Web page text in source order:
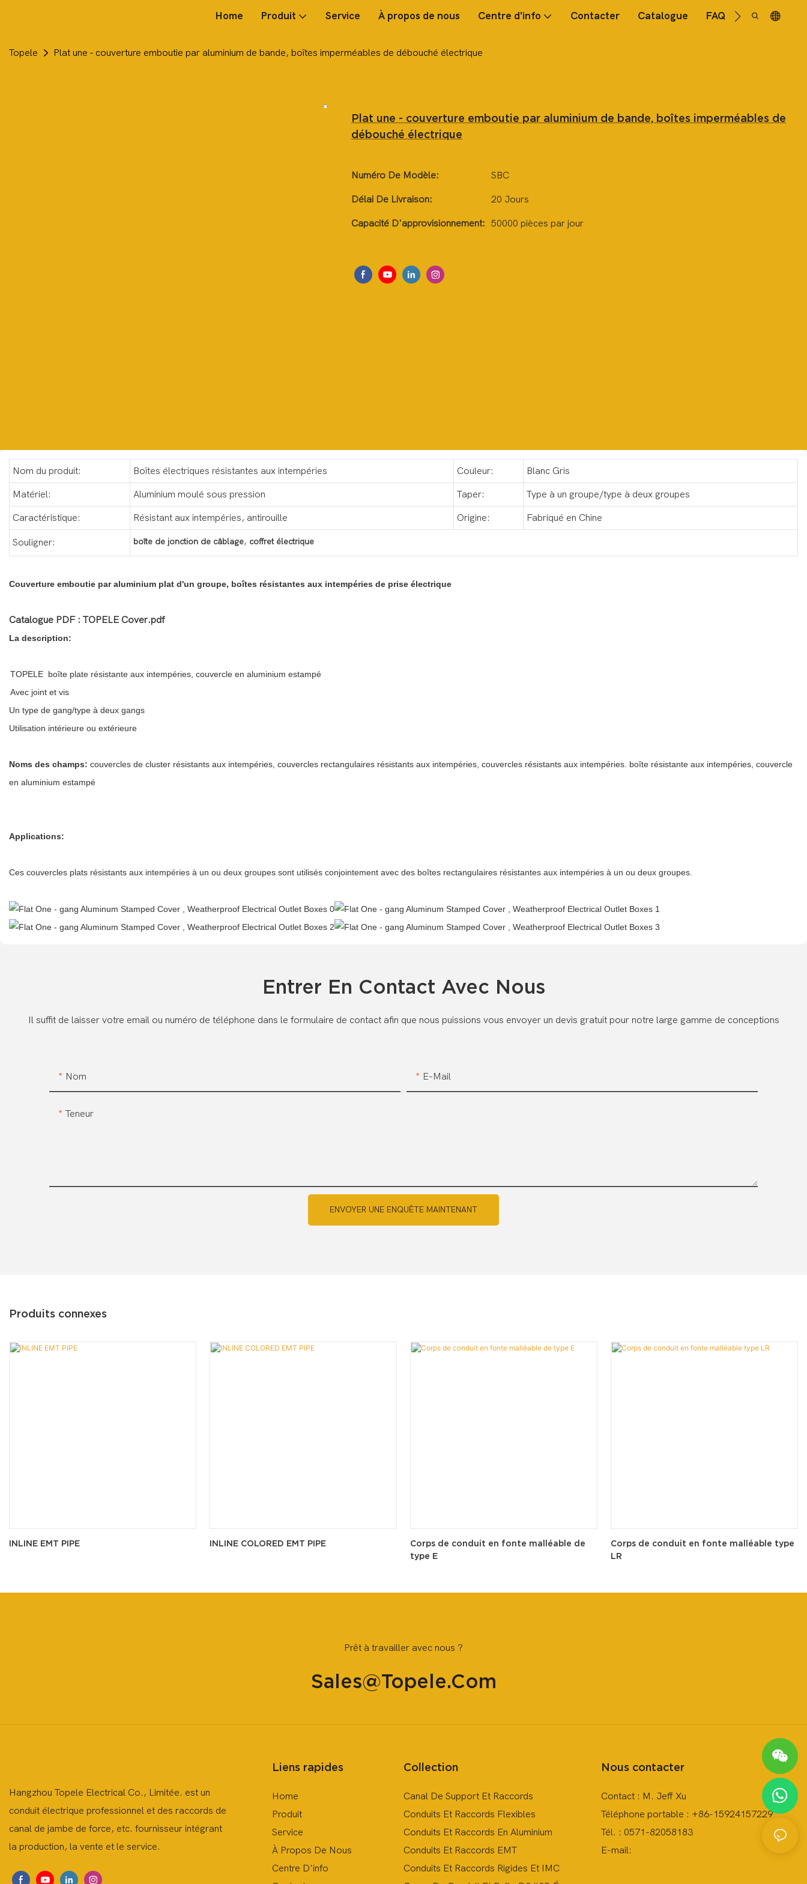
Home Produit Service À propos de nous Centre d'info Contacter Catalogue FAQ
Topele Plat une - couverture emboutie par aluminium de bande, boîtes imperméables de débouché électrique
Plat une - couverture emboutie par aluminium de bande, boîtes imperméables de
débouché électrique
Numéro De Modèle: SBC
Délai De Livraison: 20 Jours
Capacité D'approvisionnement: 50000 pièces par jour
Nom du produit: Boîtes électriques résistantes aux intempéries Couleur: Blanc Gris
Matériel: Aluminium moulé sous pression Taper: Type à un groupe/type à deux groupes
Caractéristique: Résistant aux intempéries, antirouille Origine: Fabriqué en Chine
Souligner: boîte de jonction de câblage, coffret électrique
Couverture emboutie par aluminium plat d'un groupe, boîtes résistantes aux intempéries de prise électrique
Catalogue PDF : TOPELE Cover.pdf
La description:
TOPELE boîte plate résistante aux intempéries, couvercle en aluminium estampé
Avec joint et vis
Un type de gang/type à deux gangs
Utilisation intérieure ou extérieure
Noms des champs: couvercles de cluster résistants aux intempéries, couvercles rectangulaires résistants aux intempéries, couvercles résistants aux intempéries. boîte résistante aux intempéries, couvercle
en aluminium estampé
Applications:
Ces couvercles plats résistants aux intempéries à un ou deux groupes sont utilisés conjointement avec des boîtes rectangulaires résistantes aux intempéries à un ou deux groupes.
Entrer En Contact Avec Nous
Il suffit de laisser votre email ou numéro de téléphone dans le formulaire de contact afin que nous puissions vous envoyer un devis gratuit pour notre large gamme de conceptions
Nom E-Mail
Teneur
ENVOYER UNE ENQUÊTE MAINTENANT
Produits connexes
INLINE EMT PIPE INLINE COLORED EMT PIPE
Corps de conduit en fonte malléable de
type E
Corps de conduit en fonte malléable type
LR
Prêt à travailler avec nous ?
Sales@topele.com
Hangzhou Topele Electrical Co., Limitée. est un
conduit électrique professionnel et des raccords de
canal de jambe de force, etc. fournisseur intégrant
la production, la vente et le service.
Liens rapides
Home
Produit
Service
À Propos De Nous
Centre D'info
Collection
Canal De Support Et Raccords
Conduits Et Raccords Flexibles
Conduits Et Raccords En Aluminium
Conduits Et Raccords EMT
Conduits Et Raccords Rigides Et IMC
Nous contacter
Contact : M. Jeff Xu
Téléphone portable : +86-15924157229
Tél. : 0571-82058183
E-mail: